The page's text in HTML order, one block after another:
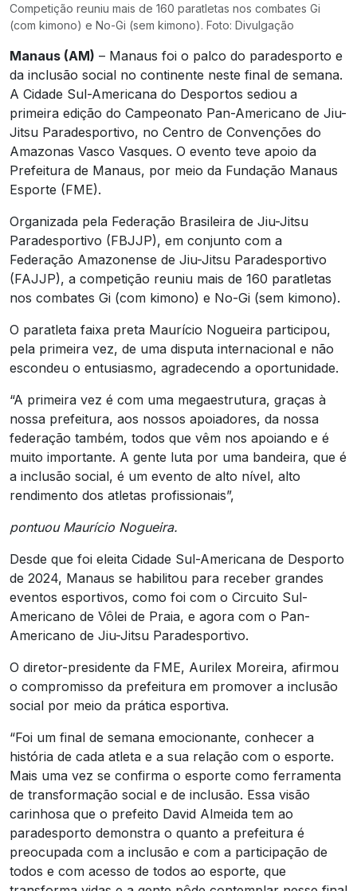
Competição reuniu mais de 160 paratletas nos combates Gi
(com kimono) e No-Gi (sem kimono). Foto: Divulgação
Manaus (AM) – Manaus foi o palco do paradesporto e
da inclusão social no continente neste final de semana.
A Cidade Sul-Americana do Desportos sediou a
primeira edição do Campeonato Pan-Americano de Jiu-
Jitsu Paradesportivo, no Centro de Convenções do
Amazonas Vasco Vasques. O evento teve apoio da
Prefeitura de Manaus, por meio da Fundação Manaus
Esporte (FME).
Organizada pela Federação Brasileira de Jiu-Jitsu
Paradesportivo (FBJJP), em conjunto com a
Federação Amazonense de Jiu-Jitsu Paradesportivo
(FAJJP), a competição reuniu mais de 160 paratletas
nos combates Gi (com kimono) e No-Gi (sem kimono).
O paratleta faixa preta Maurício Nogueira participou,
pela primeira vez, de uma disputa internacional e não
escondeu o entusiasmo, agradecendo a oportunidade.
“A primeira vez é com uma megaestrutura, graças à
nossa prefeitura, aos nossos apoiadores, da nossa
federação também, todos que vêm nos apoiando e é
muito importante. A gente luta por uma bandeira, que é
a inclusão social, é um evento de alto nível, alto
rendimento dos atletas profissionais”,
pontuou Maurício Nogueira.
Desde que foi eleita Cidade Sul-Americana de Desporto
de 2024, Manaus se habilitou para receber grandes
eventos esportivos, como foi com o Circuito Sul-
Americano de Vôlei de Praia, e agora com o Pan-
Americano de Jiu-Jitsu Paradesportivo.
O diretor-presidente da FME, Aurilex Moreira, afirmou
o compromisso da prefeitura em promover a inclusão
social por meio da prática esportiva.
“Foi um final de semana emocionante, conhecer a
história de cada atleta e a sua relação com o esporte.
Mais uma vez se confirma o esporte como ferramenta
de transformação social e de inclusão. Essa visão
carinhosa que o prefeito David Almeida tem ao
paradesporto demonstra o quanto a prefeitura é
preocupada com a inclusão e com a participação de
todos e com acesso de todos ao esporte, que